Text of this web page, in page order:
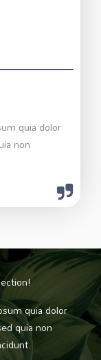
quia dolor
non
quia dolor
quia non